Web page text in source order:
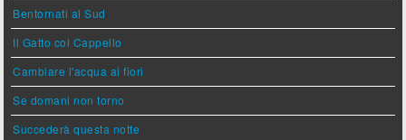
Bentornati al Sud
Il Gatto col Cappello
Cambiare l'acqua ai fiori
Se domani non torno
Succederà questa notte